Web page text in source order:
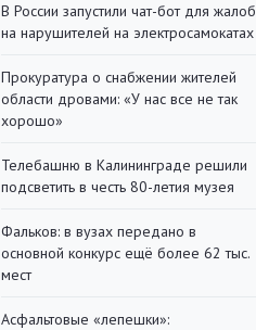
В России запустили чат-бот для жалоб
на нарушителей на электросамокатах
Прокуратура о снабжении жителей
области дровами: «У нас все не так
хорошо»
Телебашню в Калининграде решили
подсветить в честь 80-летия музея
Фальков: в вузах передано в
основной конкурс ещё более 62 тыс.
мест
Асфальтовые «лепешки»: